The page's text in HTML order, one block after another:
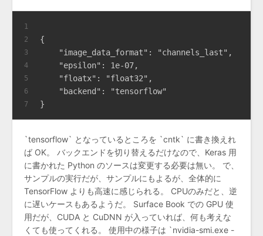
1
2
3
4
5
6
7
{
    "image_data_format": "channels_last",
    "epsilon": 1e-07,
    "floatx": "float32",
    "backend": "tensorflow"
}
`tensorflow` となっているところを `cntk` に書き換えれ
ば OK。 バックエンドを切り替えるだけなので、Keras 用
に書かれた Python のソースは変更する必要は無い。 で、
サンプルの実行だが、サンプルにもよるが、全体的に
TensorFlow よりも高速に感じられる。 CPUのみだと、逆
に遅いケースもあるようだ。 Surface Book での GPU 使
用だが、CUDA と CuDNN が入っていれば、何も考えな
くても使ってくれる。 使用中の様子は `nvidia-smi.exe -